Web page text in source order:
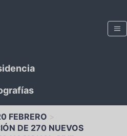
FEBRERO
DE 270 NUEVOS